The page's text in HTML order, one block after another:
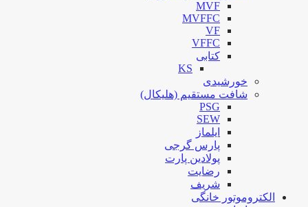
MVF
MVFFC
VF
VFFC
کتابی
KS
خورشیدی
شافت مستقیم (هلیکال)
PSG
SEW
ایلماز
پارس گرجی
پولادین پارت
رضایت
شریف
الکتروموتور خانگی